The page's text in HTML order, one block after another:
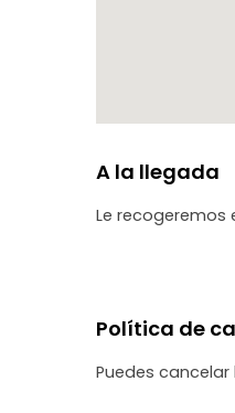
A la llegada
Le recogeremos
Política de
Puedes